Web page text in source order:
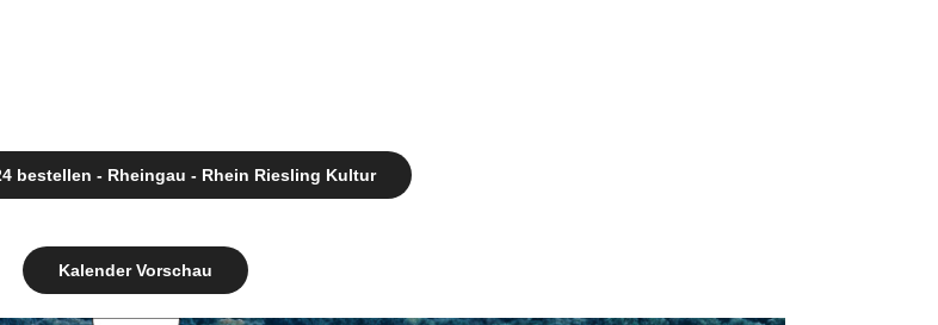
bestellen - Rheingau - Rhein Riesling Kultur
Kalender Vorschau